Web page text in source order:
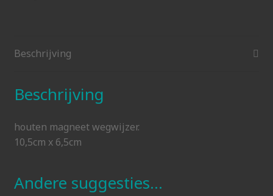
Beschrijving
Beschrijving
houten magneet wegwijzer.
10,5cm x 6,5cm
Andere suggesties…